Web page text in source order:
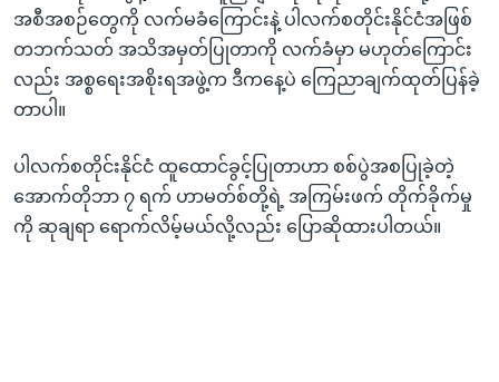
အစီအစဉ်တွေကို လက်မခံကြောင်းနဲ့ ပါလက်စတိုင်းနိုင်ငံအဖြစ်
တဘက်သတ် အသိအမှတ်ပြုတာကို လက်ခံမှာ မဟုတ်ကြောင်း
လည်း အစ္စရေးအစိုးရအဖွဲ့က ဒီကနေ့ပဲ ကြေညာချက်ထုတ်ပြန်ခဲ့
တာပါ။
ပါလက်စတိုင်းနိုင်ငံ ထူထောင်ခွင့်ပြုတာဟာ စစ်ပွဲအစပြုခဲ့တဲ့
အောက်တိုဘာ ၇ ရက် ဟာမတ်စ်တို့ရဲ့ အကြမ်းဖက် တိုက်ခိုက်မှု
ကို ဆုချရာ ရောက်လိမ့်မယ်လို့လည်း ပြောဆိုထားပါတယ်။